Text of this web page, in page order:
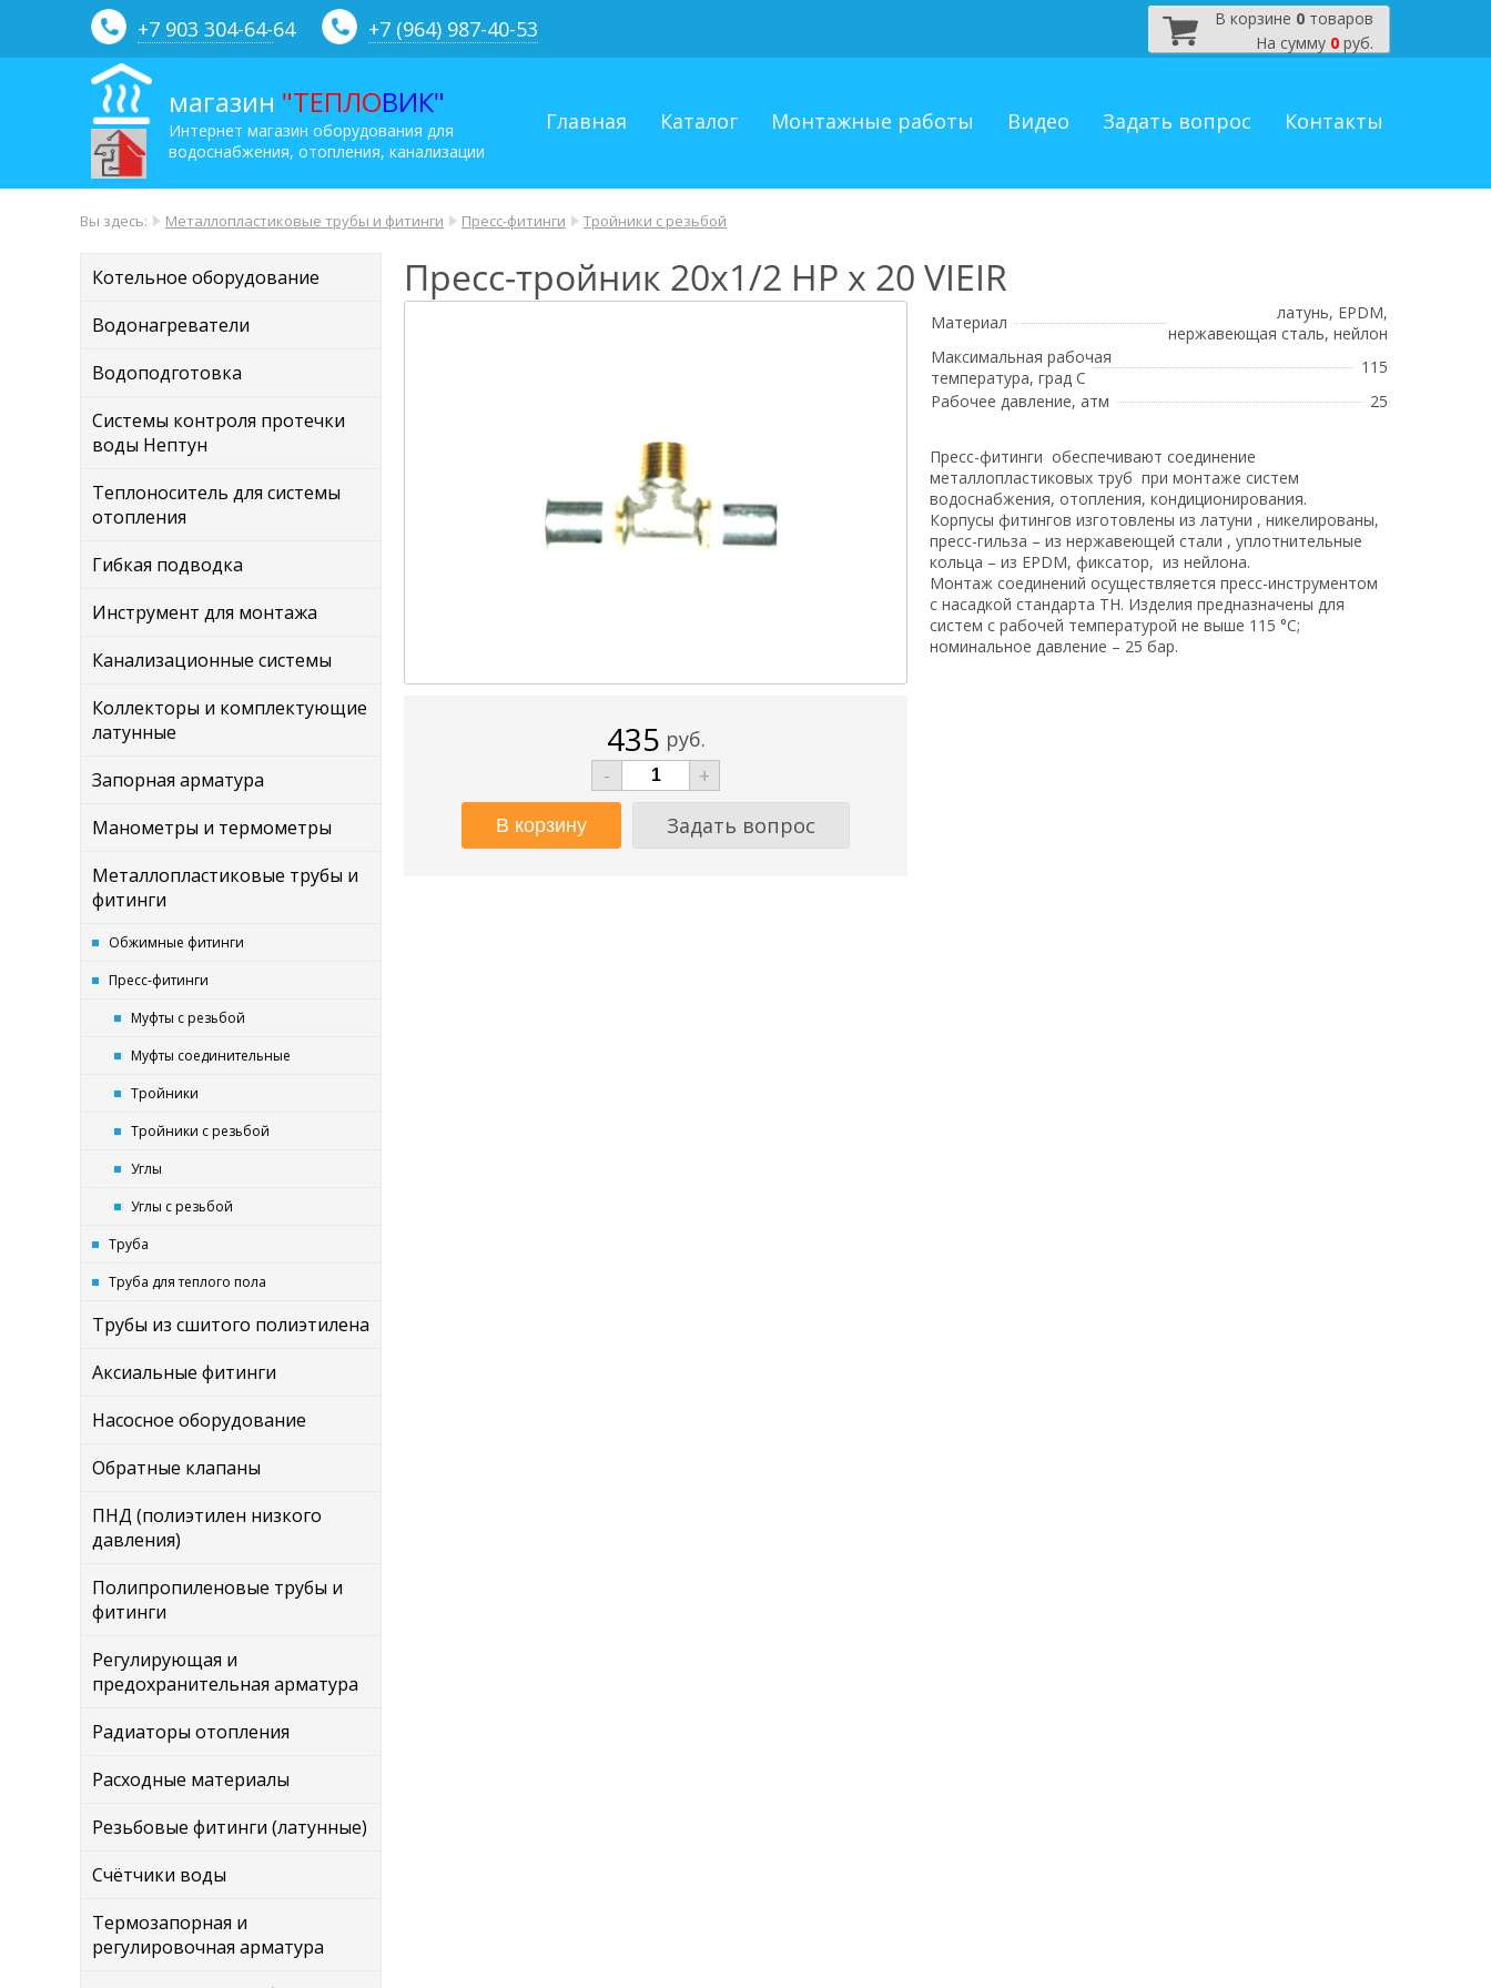
+7 903 304-64-64 +7 (964) 987-40-53 В корзине 0 товаров
На сумму 0 руб.
магазин "ТЕПЛОВИК"
Интернет магазин оборудования для
водоснабжения, отопления, канализации
Главная Каталог Монтажные работы Видео Задать вопрос Контакты
Вы здесь: Металлопластиковые трубы и фитинги Пресс-фитинги Тройники с резьбой
Котельное оборудование
Водонагреватели
Водоподготовка
Системы контроля протечки
воды Нептун
Теплоноситель для системы
отопления
Гибкая подводка
Инструмент для монтажа
Канализационные системы
Коллекторы и комплектующие
латунные
Запорная арматура
Манометры и термометры
Металлопластиковые трубы и
фитинги
Обжимные фитинги
Пресс-фитинги
Муфты с резьбой
Муфты соединительные
Тройники
Тройники с резьбой
Углы
Углы с резьбой
Труба
Труба для теплого пола
Трубы из сшитого полиэтилена
Аксиальные фитинги
Насосное оборудование
Обратные клапаны
ПНД (полиэтилен низкого
давления)
Полипропиленовые трубы и
фитинги
Регулирующая и
предохранительная арматура
Радиаторы отопления
Расходные материалы
Резьбовые фитинги (латунные)
Счётчики воды
Термозапорная и
регулировочная арматура
Пресс-тройник 20х1/2 НР х 20 VIEIR
435 руб.
-
+
Задать вопрос
Материал
латунь, EPDM,
нержавеющая сталь, нейлон
Максимальная рабочая
температура, град С
115
Рабочее давление, атм
25
Пресс-фитинги обеспечивают соединение
металлопластиковых труб при монтаже систем
водоснабжения, отопления, кондиционирования.
Корпусы фитингов изготовлены из латуни , никелированы,
пресс-гильза – из нержавеющей стали , уплотнительные
кольца – из EPDM, фиксатор, из нейлона.
Монтаж соединений осуществляется пресс-инструментом
с насадкой стандарта ТН. Изделия предназначены для
систем с рабочей температурой не выше 115 °С;
номинальное давление – 25 бар.